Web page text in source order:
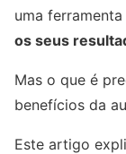
uma
os seus
Mas o que é
benefícios da
Este artigo